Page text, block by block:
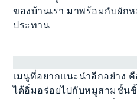
ของบ้านเรา มาพร้อมกับผัก
ประทาน
เมนูที่อยากแนะนำอีกอย่าง
ได้อิ่มอร่อยไปกับหมูสามชั้น